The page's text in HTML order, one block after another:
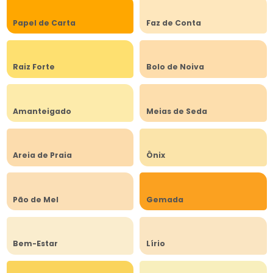
Papel de Carta Faz de Conta
Raiz Forte Bolo de Noiva
Amanteigado Meias de Seda
Areia de Praia Ônix
Pão de Mel Gemada
Bem-Estar Lírio